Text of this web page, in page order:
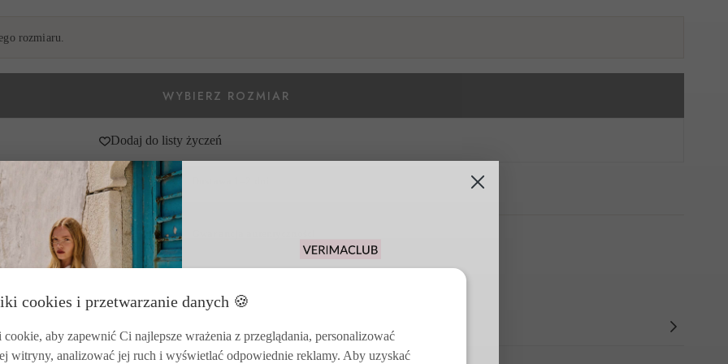
rozmiaru.
Dodaj do listy życzeń
Każdy produkt z certyfikatem marki
cookies i przetwarzanie danych 🍪
aby zapewnić Ci najlepsze wrażenia z przeglądania, personalizować
witryny, analizować jej ruch i wyświetlać odpowiednie reklamy. Aby uzyskać
Odbierz 15% rabatu na pierwsze
zakupy i korzystaj z darmowych
zwrotów